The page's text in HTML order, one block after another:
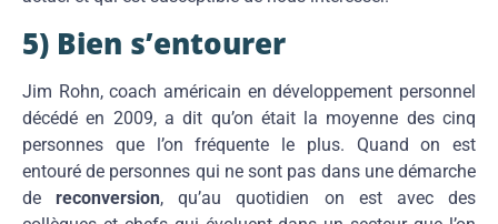
5) Bien s’entourer
Jim Rohn, coach américain en développement personnel
décédé en 2009, a dit qu’on était la moyenne des cinq
personnes que l’on fréquente le plus. Quand on est
entouré de personnes qui ne sont pas dans une démarche
dereconversion, qu’au quotidien on est avec des